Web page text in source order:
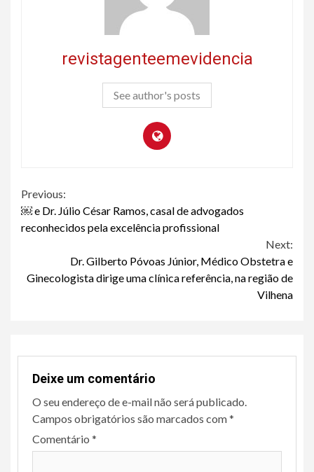
revistagenteemevidencia
See author's posts
Continue
Reading
Previous:
￼ e Dr. Júlio César Ramos, casal de advogados
reconhecidos pela excelência profissional
Next:
Dr. Gilberto Póvoas Júnior, Médico Obstetra e
Ginecologista dirige uma clínica referência, na região de
Vilhena
Deixe um comentário
O seu endereço de e-mail não será publicado.
Campos obrigatórios são marcados com*
Comentário *